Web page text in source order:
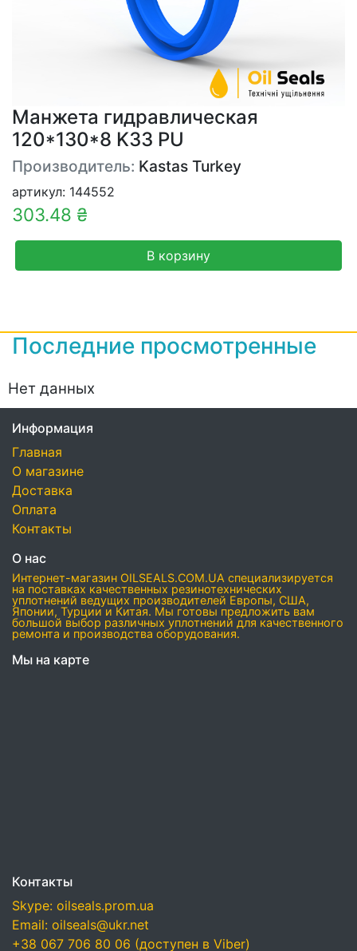
Манжета гидравлическая
120*130*8 K33 PU
Производитель: Kastas Turkey
артикул: 144552
303.48 ₴
В корзину
Последние просмотренные
Нет данных
Информация
Главная
О магазине
Доставка
Оплата
Контакты
О нас
Интернет-магазин OILSEALS.COM.UA специализируется
на поставках качественных резинотехнических
уплотнений ведущих производителей Европы, США,
Японии, Турции и Китая. Мы готовы предложить вам
большой выбор различных уплотнений для качественного
ремонта и производства оборудования.
Мы на карте
Контакты
Skype: oilseals.prom.ua
Email: oilseals@ukr.net
+38 067 706 80 06 (доступен в Viber)